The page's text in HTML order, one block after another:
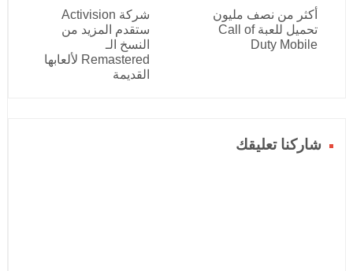
أكثر من نصف مليون
تحميل للعبة Call of
Duty Mobile
شركة Activision
ستقدم المزيد من
النسخ الـ
Remastered لألعابها
القديمة
شاركنا تعليقك